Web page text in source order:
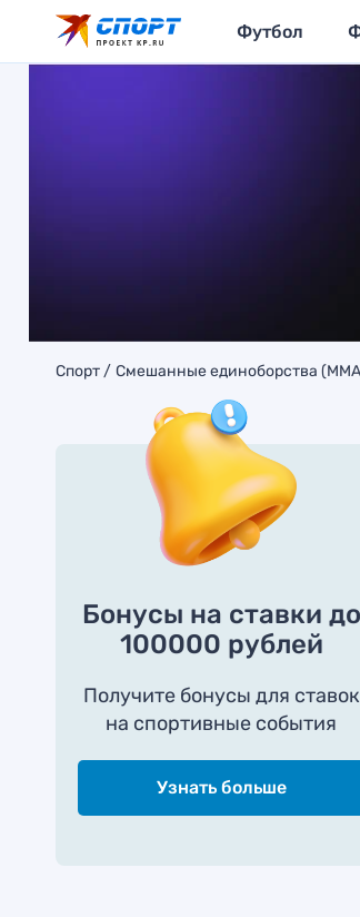
Футбол
Спорт Смешанные единоборства
Бонусы на ставки до
100000 рублей
Получите бонусы для ставок
на спортивные события
Узнать больше